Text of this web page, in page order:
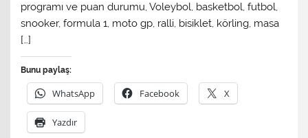
programı ve puan durumu, Voleybol, basketbol, futbol,
snooker, formula 1, moto gp, ralli, bisiklet, körling, masa
[…]
Bunu paylaş:
WhatsApp Facebook X
Yazdır